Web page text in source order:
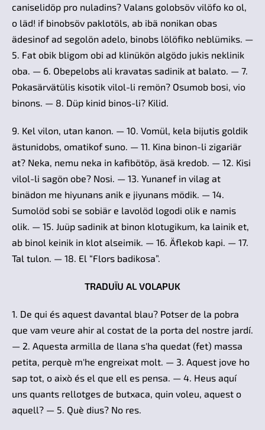
caniselidöp pro nuladins? Valans golobsöv vilöfo ko ol,
o läd! if binobsöv paklotöls, ab ibä nonikan obas
ädesinof ad segolön adelo, binobs lölöfiko neblümiks. —
5. Fat obik bligom obi ad klinükön algödo jukis neklinik
oba. — 6. Obepelobs ali kravatas sadinik at balato. — 7.
Pokasärvätülis kisotik vilol-li remön? Osumob bosi, vio
binons. — 8. Düp kinid binos-li? Kilid.
9. Kel vilon, utan kanon. — 10. Vomül, kela bijutis goldik
ästunidobs, omatikof suno. — 11. Kina binon-li zigariär
at? Neka, nemu neka in kafibötöp, äsä kredob. — 12. Kisi
vilol-li sagön obe? Nosi. — 13. Yunanef in vilag at
binädon me hiyunans anik e jiyunans mödik. — 14.
Sumolöd sobi se sobiär e lavolöd logodi olik e namis
olik. — 15. Juüp sadinik at binon klotugikum, ka lainik et,
ab binol keinik in klot alseimik. — 16. Äflekob kapi. — 17.
Tal tulon. — 18. El “Flors badikosa”.
TRADUÏU AL VOLAPUK
1. De qui és aquest davantal blau? Potser de la pobra
que vam veure ahir al costat de la porta del nostre jardí.
— 2. Aquesta armilla de llana s'ha quedat (fet) massa
petita, perquè m'he engreixat molt. — 3. Aquest jove ho
sap tot, o això és el que ell es pensa. — 4. Heus aquí
uns quants rellotges de butxaca, quin voleu, aquest o
aquell? — 5. Què dius? No res.